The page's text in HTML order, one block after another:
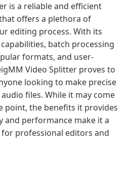
is a reliable and efficient
offers a plethora of
editing process. With its
batch processing
formats, and user-
Video Splitter proves to
looking to make precise
files. While it may come
point, the benefits it provides
performance make it a
professional editors and